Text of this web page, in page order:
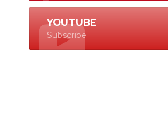
YOUTUBE
Subscribe